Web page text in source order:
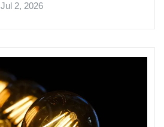
Jul 2, 2026